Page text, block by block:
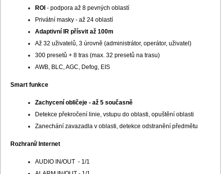
ROI - podpora až 8 pevných oblastí
Privátní masky - až 24 oblastí
Adaptivní IR přísvit až 100m
Až 32 uživatelů, 3 úrovně (administrátor, operátor, uživatel)
300 presetů + 8 tras (max. 32 presetů na trasu)
AWB, BLC, AGC, Defog, EIS
Smart funkce
Zachycení obličeje - až 5 současně
Detekce překročení linie, vstupu do oblasti, opuštění oblasti
Zanechání zavazadla v oblasti, detekce odstranění předmětu
Rozhraní/ Internet
AUDIO IN/OUT - 1/1